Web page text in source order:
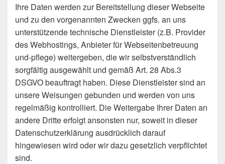
Ihre Daten werden zur Bereitstellung dieser Webseite
und zu den vorgenannten Zwecken ggfs. an uns
unterstützende technische Dienstleister (z.B. Provider
des Webhostings, Anbieter für Webseitenbetreuung
und-pflege) weitergeben, die wir selbstverständlich
sorgfältig ausgewählt und gemäß Art. 28 Abs.3
DSGVO beauftragt haben. Diese Dienstleister sind an
unsere Weisungen gebunden und werden von uns
regelmäßig kontrolliert. Die Weitergabe Ihrer Daten an
andere Dritte erfolgt ansonsten nur, soweit in dieser
Datenschutzerklärung ausdrücklich darauf
hingewiesen wird oder wir dazu gesetzlich verpflichtet
sind.